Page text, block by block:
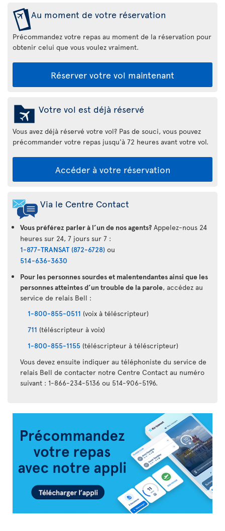
Au moment de votre réservation
Précommandez votre repas au moment de la réservation pour
obtenir celui que vous voulez vraiment.
Réserver votre vol maintenant
Votre vol est déjà réservé
Vous avez déjà réservé votre vol? Pas de souci, vous pouvez
précommander votre repas jusqu'à 72 heures avant votre vol.
Accéder à votre réservation
Via le Centre Contact
Vous préférez parler à l’un de nos agents? Appelez-nous 24
heures sur 24, 7 jours sur 7 :
1-877-TRANSAT (872-6728) ou
514-636-3630
Pour les personnes sourdes et malentendantes ainsi que les
personnes atteintes d’un trouble de la parole, accédez au
service de relais Bell :
1-800-855-0511 (voix à téléscripteur)
711 (téléscripteur à voix)
1-800-855-1155 (téléscripteur à téléscripteur)
Vous devez ensuite indiquer au téléphoniste du service de
relais Bell de contacter notre Centre Contact au numéro
suivant : 1-866-234-5136 ou 514-906-5196.
Air
Transat